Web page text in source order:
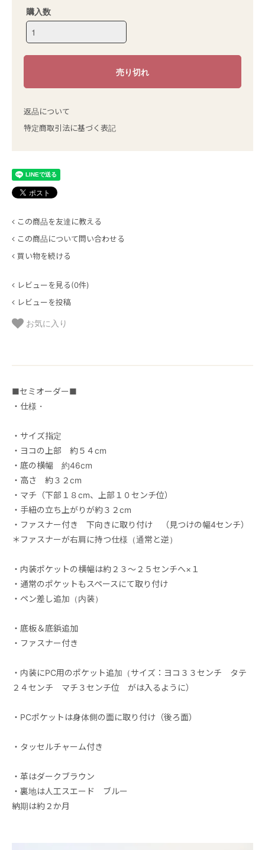
購入数
返品について
特定商取引法に基づく表記
この商品を友達に教える
この商品について問い合わせる
買い物を続ける
レビューを見る(0件)
レビューを投稿
お気に入り
■セミオーダー■
・仕様・
・サイズ指定
・ヨコの上部 約５４cm
・底の横幅 約46cm
・高さ 約３２cm
・マチ（下部１８cm、上部１０センチ位）
・手紐の立ち上がりが約３２cm
・ファスナー付き 下向きに取り付け （見つけの幅4センチ）
＊ファスナーが右肩に持つ仕様（通常と逆）
・内装ポケットの横幅は約２３～２５センチへ×１
・通常のポケットもスペースにて取り付け
・ペン差し追加（内装）
・底板＆底鋲追加
・ファスナー付き
・内装にPC用のポケット追加（サイズ：ヨコ３３センチ タテ
２４センチ マチ３センチ位 がは入るように）
・PCポケットは身体側の面に取り付け（後ろ面）
・タッセルチャーム付き
・革はダークブラウン
・裏地は人工スエード ブルー
納期は約２か月